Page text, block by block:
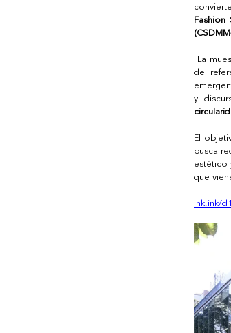
Fashion
La
de
y
El
busca
estético
que
lnk.ink/